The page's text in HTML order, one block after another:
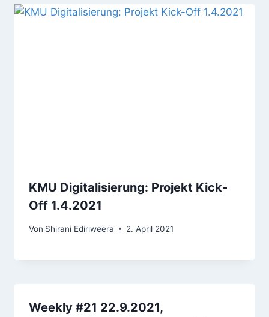
KMU Digitalisierung: Projekt Kick-
Off 1.4.2021
Von Shirani Ediriweera 2. April 2021
Weekly #21 22.9.2021,